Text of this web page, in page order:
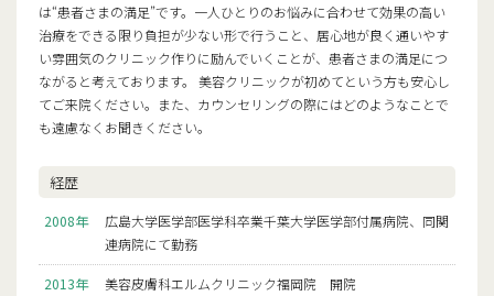
は“患者さまの満足”です。一人ひとりのお悩みに合わせて効果の高い
治療をできる限り負担が少ない形で行うこと、居心地が良く通いやす
い雰囲気のクリニック作りに励んでいくことが、患者さまの満足につ
ながると考えております。 美容クリニックが初めてという方も安心し
てご来院ください。また、カウンセリングの際にはどのようなことで
も遠慮なくお聞きください。
経歴
2008年
広島大学医学部医学科卒業千葉大学医学部付属病院、同関
連病院にて勤務
2013年 美容皮膚科エルムクリニック福岡院 開院